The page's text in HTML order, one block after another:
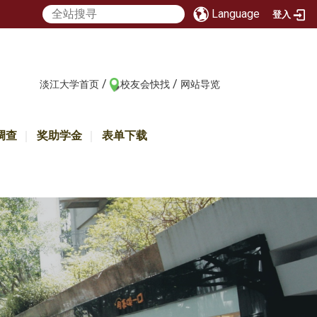
Language 登入
淡江大学首页 / 校友会快找 / 网站导览
查 奖助学金 表单下载